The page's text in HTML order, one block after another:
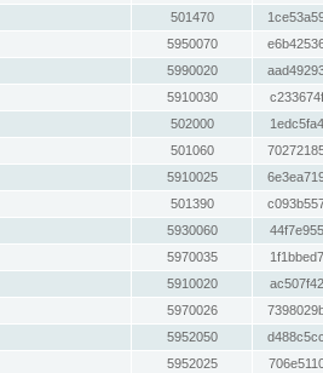
501470
5950070
5990020
5910030
502000
501060
5910025
501390
5930060
5970035
5910020
5970026
5952050
5952025